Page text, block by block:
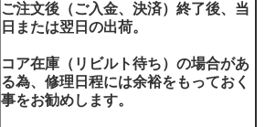
ご注文後（ご入金、決済）終了後、当
日または翌日の出荷。
コア在庫（リビルト待ち）の場合があ
る為、修理日程には余裕をもっておく
事をお勧めします。